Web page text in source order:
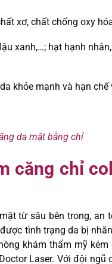
xơ, chất chống oxy
xanh,…; hạt hạnh
khỏe mạnh và hạn
da mặt bằng chỉ
căng chỉ
từ sâu bên trong, an
tình trạng da bị
khám thẩm mỹ
Laser. Với đội